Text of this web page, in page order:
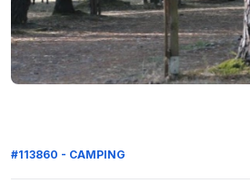
#113860 - CAMPING